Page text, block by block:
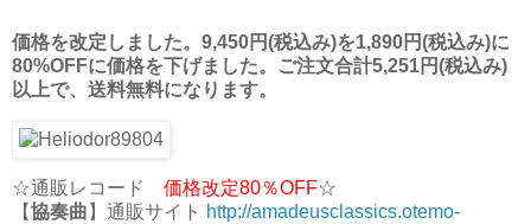
価格を改定しました。9,450円(税込み)を1,890円(税込み)に
80%OFFに価格を下げました。ご注文合計5,251円(税込み)
以上で、送料無料になります。
☆通販レコード 価格改定80％OFF☆
【協奏曲 】通販サイト http://amadeusclassics.otemo-